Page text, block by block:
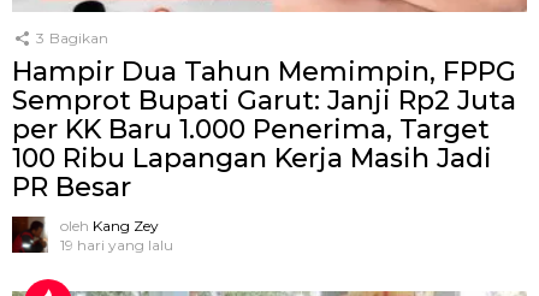
3 Bagikan
Hampir Dua Tahun Memimpin, FPPG
Semprot Bupati Garut: Janji Rp2 Juta
per KK Baru 1.000 Penerima, Target
100 Ribu Lapangan Kerja Masih Jadi
PR Besar
oleh Kang Zey
19 hari yang lalu